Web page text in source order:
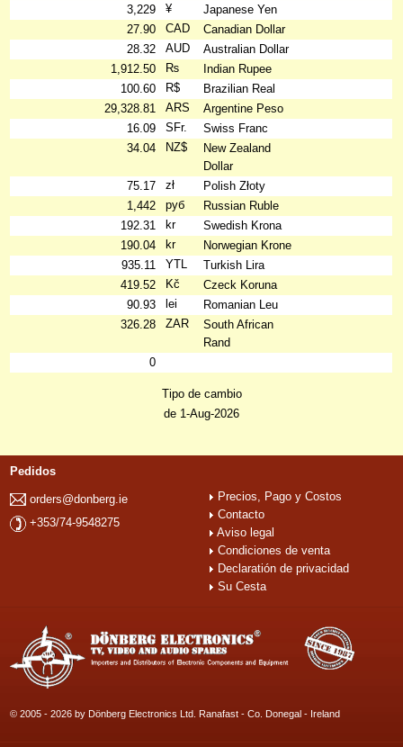
3,229
¥
Japanese Yen
27.90
CAD
Canadian Dollar
28.32
AUD
Australian Dollar
1,912.50
₨
Indian Rupee
100.60
R$
Brazilian Real
29,328.81
ARS
Argentine Peso
16.09
SFr.
Swiss Franc
34.04
NZ$
New Zealand
Dollar
75.17
zł
Polish Złoty
1,442
руб
Russian Ruble
192.31
kr
Swedish Krona
190.04
kr
Norwegian Krone
935.11
YTL
Turkish Lira
419.52
Kč
Czeck Koruna
90.93
lei
Romanian Leu
326.28
ZAR
South African
Rand
0
Tipo de cambio
de 1-Aug-2026
Pedidos
orders@donberg.ie
+353/74-9548275
Precios, Pago y Costos
Contacto
Aviso legal
Condiciones de venta
Declaratión de privacidad
Su Cesta
© 2005 - 2026 by Dönberg Electronics Ltd. Ranafast - Co. Donegal - Ireland